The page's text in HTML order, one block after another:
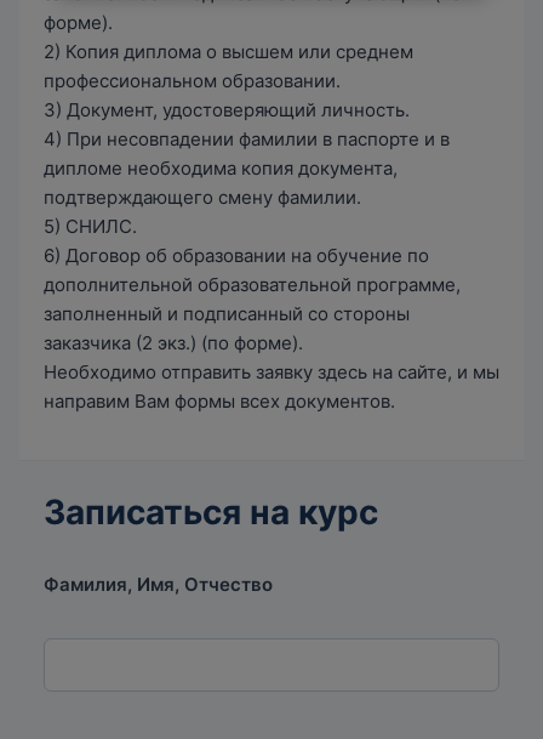
форме).
2) Копия диплома о высшем или среднем
профессиональном образовании.
3) Документ, удостоверяющий личность.
4) При несовпадении фамилии в паспорте и в
дипломе необходима копия документа,
подтверждающего смену фамилии.
5) СНИЛС.
6) Договор об образовании на обучение по
дополнительной образовательной программе,
заполненный и подписанный со стороны
заказчика (2 экз.) (по форме).
Необходимо отправить заявку здесь на сайте, и мы
направим Вам формы всех документов.
Записаться на курс
Фамилия, Имя, Отчество